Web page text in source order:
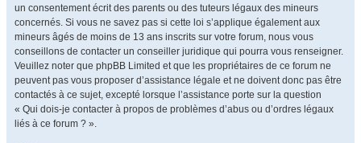
un consentement écrit des parents ou des tuteurs légaux des mineurs
concernés. Si vous ne savez pas si cette loi s’applique également aux
mineurs âgés de moins de 13 ans inscrits sur votre forum, nous vous
conseillons de contacter un conseiller juridique qui pourra vous renseigner.
Veuillez noter que phpBB Limited et que les propriétaires de ce forum ne
peuvent pas vous proposer d’assistance légale et ne doivent donc pas être
contactés à ce sujet, excepté lorsque l’assistance porte sur la question
« Qui dois-je contacter à propos de problèmes d’abus ou d’ordres légaux
liés à ce forum ? ».